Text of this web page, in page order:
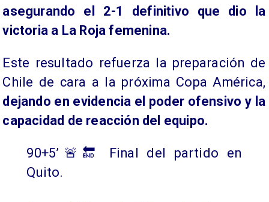
asegurando el 2-1 definitivo que dio la
victoria a La Roja femenina.
Este resultado refuerza la preparación de
Chile de cara a la próxima Copa América,
dejando en evidencia el poder ofensivo y la
capacidad de reacción del equipo.
90+5’🚨🔚 Final del partido en
Quito.